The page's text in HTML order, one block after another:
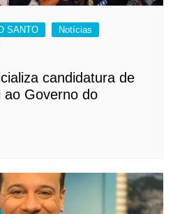
SANTO
Notícias
candidatura de
ao Governo do